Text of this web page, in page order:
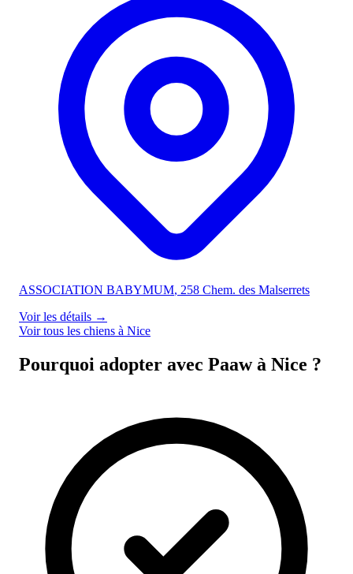
ASSOCIATION BABYMUM, 258 Chem. des Malserrets
Voir les détails →
Voir tous les chiens à Nice
Pourquoi adopter avec Paaw à Nice ?